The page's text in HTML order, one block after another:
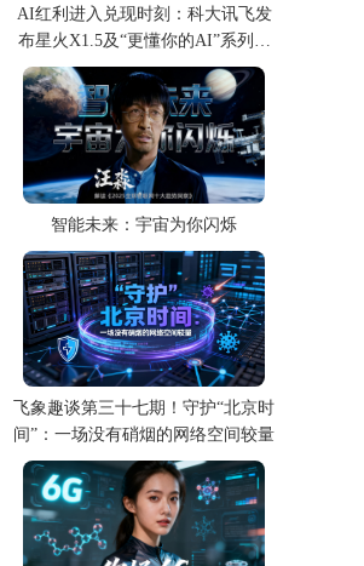
AI红利进入兑现时刻：科大讯飞发
布星火X1.5及“更懂你的AI”系列产
品
智能未来：宇宙为你闪烁
飞象趣谈第三十七期！守护“北京时
间”：一场没有硝烟的网络空间较量